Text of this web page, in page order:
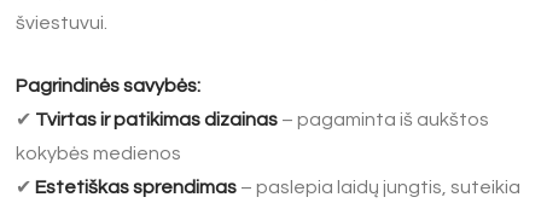
šviestuvui.
Pagrindinės savybės:
✔ Tvirtas ir patikimas dizainas – pagaminta iš aukštos
kokybės medienos
✔ Estetiškas sprendimas – paslepia laidų jungtis, suteikia